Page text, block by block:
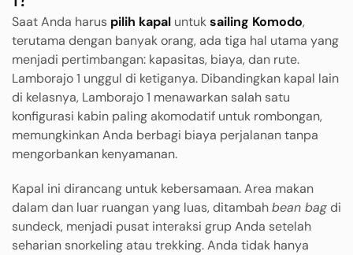
Saat Anda harus pilih kapal untuksailing Komodo,
terutama dengan banyak orang, ada tiga hal utama yang
menjadi pertimbangan: kapasitas, biaya, dan rute.
Lamborajo 1 unggul di ketiganya. Dibandingkan kapal lain
di kelasnya, Lamborajo 1 menawarkan salah satu
konfigurasi kabin paling akomodatif untuk rombongan,
memungkinkan Anda berbagi biaya perjalanan tanpa
mengorbankan kenyamanan.
Kapal ini dirancang untuk kebersamaan. Area makan
dalam dan luar ruangan yang luas, ditambahbean bagdi
sundeck, menjadi pusat interaksi grup Anda setelah
seharian snorkeling atau trekking. Anda tidak hanya